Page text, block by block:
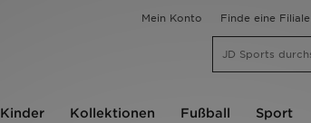
Mein Konto Finde eine Filiale
Kinder Kollektionen Fußball Sport